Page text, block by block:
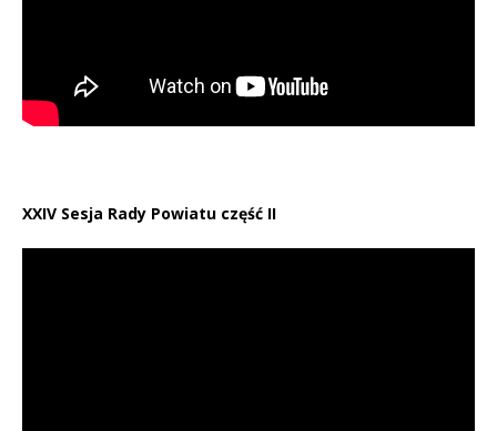
XXIV Sesja Rady Powiatu część II